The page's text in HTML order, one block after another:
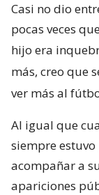
Casi no dio
pocas veces
hijo era
más, creo que
ver más al
Al igual que
siempre
acompañar a
apariciones